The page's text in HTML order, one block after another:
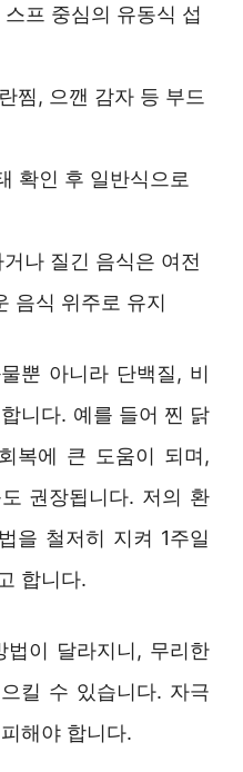
프 중심의 유동식 섭
찜, 으깬 감자 등 부드
확인 후 일반식으로
나 질긴 음식은 여전
음식 위주로 유지
뿐 아니라 단백질, 비
니다. 예를 들어 찐 닭
복에 큰 도움이 되며,
권장됩니다. 저의 환
을 철저히 지켜 1주일
합니다.
이 달라지니, 무리한
킬 수 있습니다. 자극
해야 합니다.